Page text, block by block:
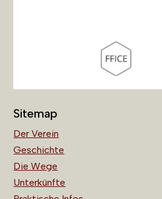
Sitemap
Der Verein
Geschichte
Die Wege
Unterkünfte